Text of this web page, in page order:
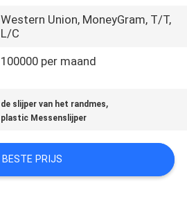
Western Union, MoneyGram, T/T,
L/C
100000 per maand
de slijper van het randmes,
plastic Messenslijper
BESTE PRIJS